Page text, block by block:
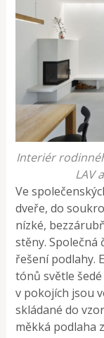
Interiér
LAV
Ve
dveře, do
nízké,
stěny. Společná
řešení podlahy.
tónů světle
v pokojích jsou
skládané do
měkká podlaha